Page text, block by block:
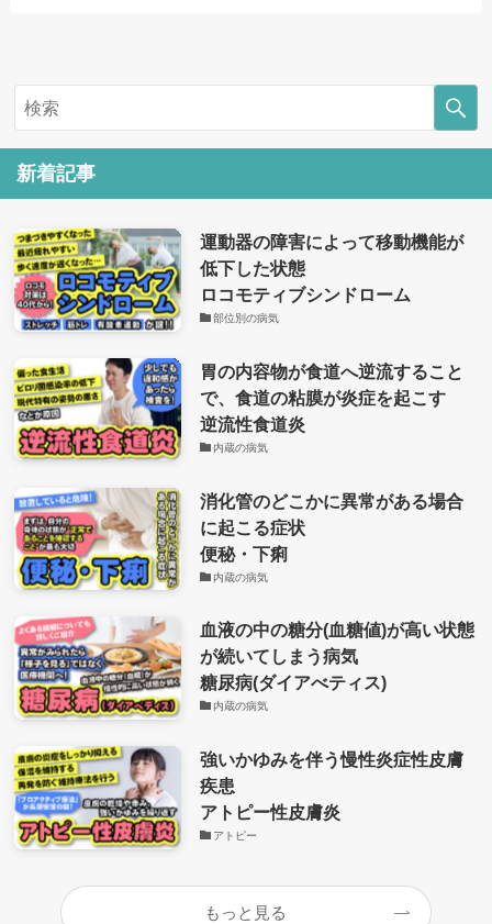
新着記事
運動器の障害によって移動機能が
低下した状態
ロコモティブシンドローム
部位別の病気
胃の内容物が食道へ逆流すること
で、食道の粘膜が炎症を起こす
逆流性食道炎
内蔵の病気
消化管のどこかに異常がある場合
に起こる症状
便秘・下痢
内蔵の病気
血液の中の糖分(血糖値)が高い状態
が続いてしまう病気
糖尿病(ダイアべティス)
内蔵の病気
強いかゆみを伴う慢性炎症性皮膚
疾患
アトピー性皮膚炎
アトピー
もっと見る